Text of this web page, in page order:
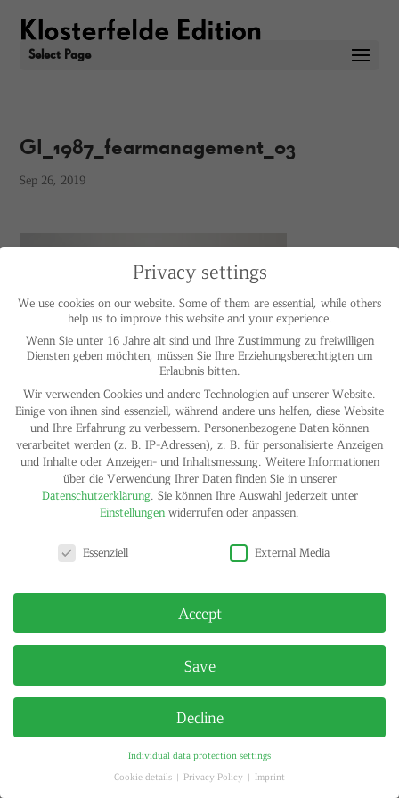
Select Page
GI_1987_fearmanagement_03
Sep 26, 2019
IMPRINT
PRIVACY POLICY
© HELGA MARIA KLOSTERFELDE | ALL RIGHTS RESERVED
Privacy settings
We use cookies on our website. Some of them are essential, while others
help us to improve this website and your experience.
Wenn Sie unter 16 Jahre alt sind und Ihre Zustimmung zu freiwilligen
Diensten geben möchten, müssen Sie Ihre Erziehungsberechtigten um
Erlaubnis bitten.
Wir verwenden Cookies und andere Technologien auf unserer Website.
Einige von ihnen sind essenziell, während andere uns helfen, diese Website
und Ihre Erfahrung zu verbessern. Personenbezogene Daten können
verarbeitet werden (z. B. IP-Adressen), z. B. für personalisierte Anzeigen
und Inhalte oder Anzeigen- und Inhaltsmessung. Weitere Informationen
über die Verwendung Ihrer Daten finden Sie in unserer
Datenschutzerklärung. Sie können Ihre Auswahl jederzeit unter
Einstellungen widerrufen oder anpassen.
Essenziell
External Media
Accept
Save
Decline
Individual data protection settings
Cookie details
Privacy Policy Imprint